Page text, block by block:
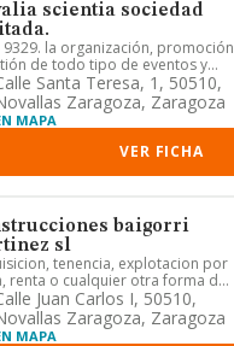
scientia sociedad
9329. la organización, promoción
de todo tipo de eventos y
de carácter s...
Santa Teresa, 1, 50510,
Zaragoza, Zaragoza
MAPA
VER FICHA
baigorri
sl
tenencia, explotacion por
renta o cualquier otra forma de
tipo de bienes i...
Juan Carlos I, 50510,
Zaragoza, Zaragoza
MAPA